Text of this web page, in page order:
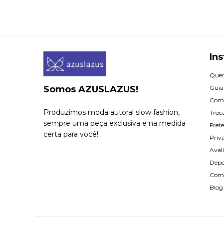
Somos AZUSLAZUS!
Produzimos moda autoral slow fashion,
sempre uma peça exclusiva e na medida
certa para você!
Frete
Blog